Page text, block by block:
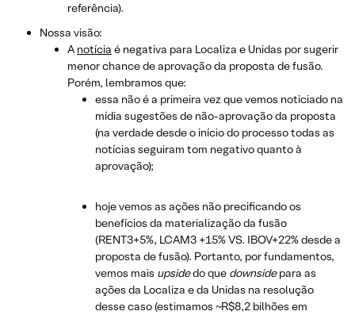
referência).
Nossa visão:
A notícia é negativa para Localiza e Unidas por sugerir
menor chance de aprovação da proposta de fusão.
Porém, lembramos que:
essa não é a primeira vez que vemos noticiado na
mídia sugestões de não-aprovação da proposta
(na verdade desde o início do processo todas as
notícias seguiram tom negativo quanto à
aprovação);
hoje vemos as ações não precificando os
benefícios da materialização da fusão
(RENT3+5%, LCAM3 +15% VS. IBOV+22% desde a
proposta de fusão). Portanto, por fundamentos,
vemos mais upsidedo que downsidepara as
ações da Localiza e da Unidas na resolução
desse caso (estimamos ~R$8,2 bilhões em